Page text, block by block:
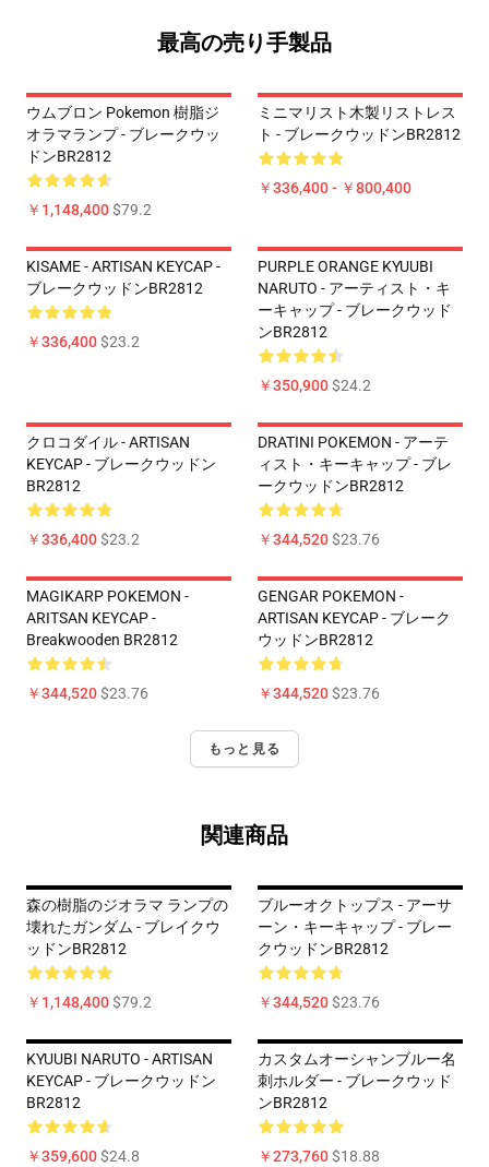
最高の売り手製品
ウムブロン Pokemon 樹脂ジ
オラマランプ - ブレークウッ
ドンBR2812
￥1,148,400$79.2
ミニマリスト木製リストレス
ト - ブレークウッドンBR2812
￥336,400 - ￥800,400
KISAME - ARTISAN KEYCAP -
ブレークウッドンBR2812
￥336,400$23.2
PURPLE ORANGE KYUUBI
NARUTO - アーティスト・キ
ーキャップ - ブレークウッド
ンBR2812
￥350,900$24.2
クロコダイル - ARTISAN
KEYCAP - ブレークウッドン
BR2812
￥336,400$23.2
DRATINI POKEMON - アーテ
ィスト・キーキャップ - ブレ
ークウッドンBR2812
￥344,520$23.76
MAGIKARP POKEMON -
ARITSAN KEYCAP -
Breakwooden BR2812
￥344,520$23.76
GENGAR POKEMON -
ARTISAN KEYCAP - ブレーク
ウッドンBR2812
￥344,520$23.76
もっと見る
関連商品
森の樹脂のジオラマ ランプの
壊れたガンダム - ブレイクウ
ッドンBR2812
￥1,148,400$79.2
ブルーオクトップス - アーサ
ーン・キーキャップ - ブレー
クウッドンBR2812
￥344,520$23.76
KYUUBI NARUTO - ARTISAN
KEYCAP - ブレークウッドン
BR2812
￥359,600$24.8
カスタムオーシャンブルー名
刺ホルダー - ブレークウッド
ンBR2812
￥273,760$18.88